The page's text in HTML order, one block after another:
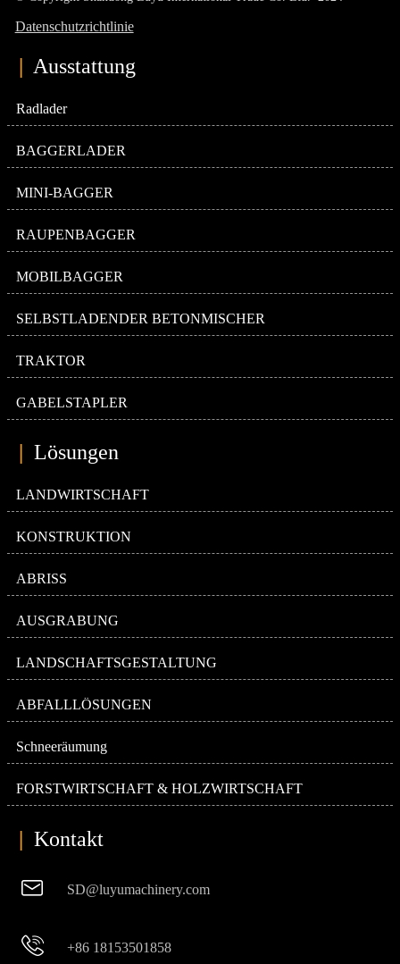
Datenschutzrichtlinie
| Ausstattung
Radlader
BAGGERLADER
MINI-BAGGER
RAUPENBAGGER
MOBILBAGGER
SELBSTLADENDER BETONMISCHER
TRAKTOR
GABELSTAPLER
Lösungen
LANDWIRTSCHAFT
KONSTRUKTION
ABRISS
AUSGRABUNG
LANDSCHAFTSGESTALTUNG
ABFALLLÖSUNGEN
Schneeräumung
FORSTWIRTSCHAFT & HOLZWIRTSCHAFT
| Kontakt
 SD@luyumachinery.com
 +86 18153501858